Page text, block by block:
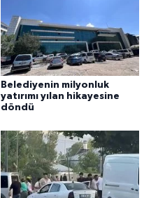
Belediyenin milyonluk
yatırımı yılan hikayesine
döndü